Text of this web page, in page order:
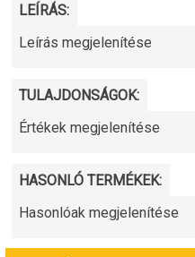
LEÍRÁS:
Leírás megjelenítése
TULAJDONSÁGOK:
Értékek megjelenítése
HASONLÓ TERMÉKEK:
Hasonlóak megjelenítése